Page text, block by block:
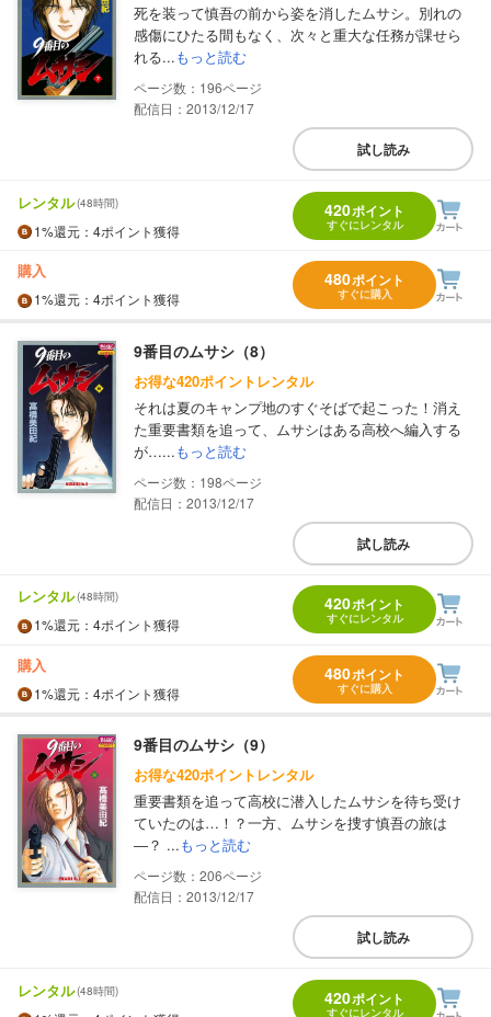
死を装って慎吾の前から姿を消したムサシ。別れの
感傷にひたる間もなく、次々と重大な任務が課せら
れる...もっと読む
196
配信日：2013/12/17
試し読み
レンタル(48時間)
1%還元 ：4ポイント獲得
420ポイント
すぐにレンタル
購入
1%還元 ：4ポイント獲得
480ポイント
すぐに購入
9番目のムサシ（8）
お得な420ポイントレンタル
それは夏のキャンプ地のすぐそばで起こった！消え
た重要書類を追って、ムサシはある高校へ編入する
が…...もっと読む
198
配信日：2013/12/17
試し読み
レンタル(48時間)
1%還元 ：4ポイント獲得
420ポイント
すぐにレンタル
購入
1%還元 ：4ポイント獲得
480ポイント
すぐに購入
9番目のムサシ（9）
お得な420ポイントレンタル
重要書類を追って高校に潜入したムサシを待ち受け
ていたのは…！？一方、ムサシを捜す慎吾の旅は
―？ ...もっと読む
206
配信日：2013/12/17
試し読み
レンタル(48時間) 420ポイント
すぐにレンタル